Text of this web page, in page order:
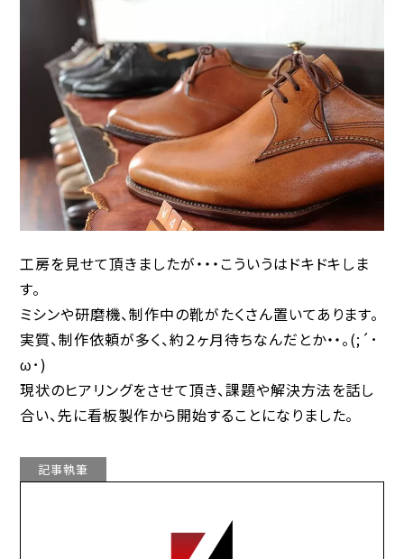
工房を見せて頂きましたが・・・こういうはドキドキしま
す。
ミシンや研磨機、制作中の靴がたくさん置いてあります。
実質、制作依頼が多く、約２ヶ月待ちなんだとか・・。(;´･
ω･)
現状のヒアリングをさせて頂き、課題や解決方法を話し
合い、先に看板製作から開始することになりました。
記事執筆